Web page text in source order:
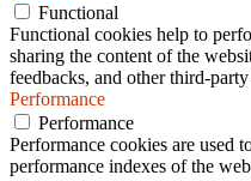
Functional
Functional cookies help to
sharing the content of the
feedbacks, and other third-party
Performance
Performance
Performance cookies are used
performance indexes of the